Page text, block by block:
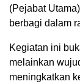
(Pejabat
berbagi dalam
Kegiatan ini
melainkan
meningkatkan